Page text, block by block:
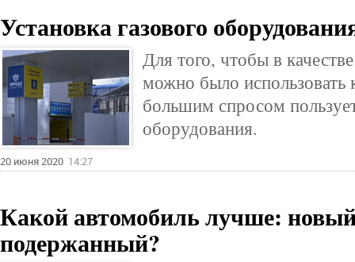
Установка газового
Для того, чтобы в
можно было использовать
большим спросом
оборудования.
20 июня 2020 14:27
Какой автомобиль лучше:
подержанный?